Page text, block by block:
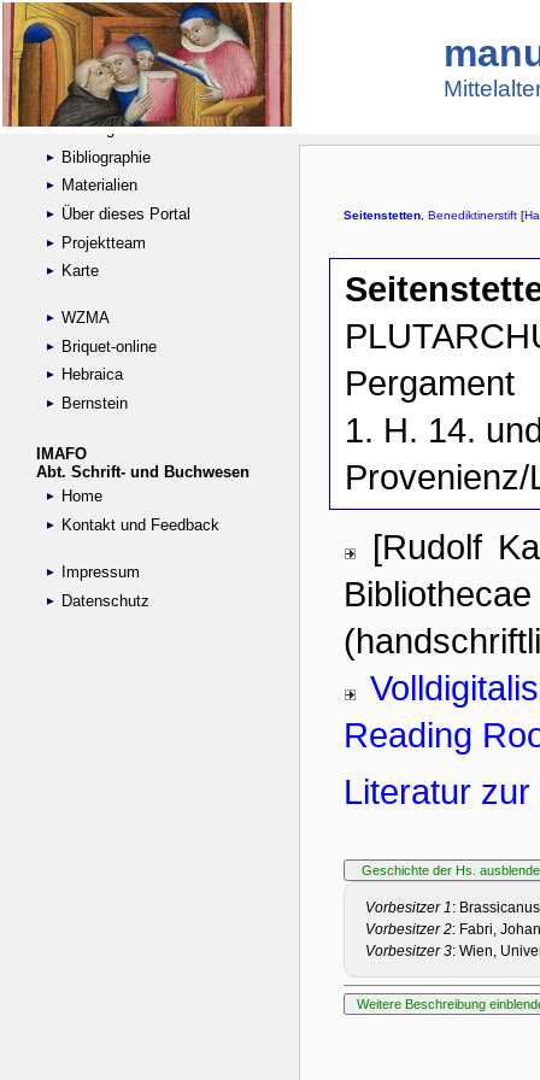
Suche
Handschriftensammlungen
Digitalisierte Handschriften
Kataloge
Bibliographie
Materialien
Über dieses Portal
Projektteam
Karte
WZMA
Briquet-online
Hebraica
Bernstein
IMAFO
Abt. Schrift- und Buchwesen
Home
Kontakt und Feedback
Impressum
Datenschutz